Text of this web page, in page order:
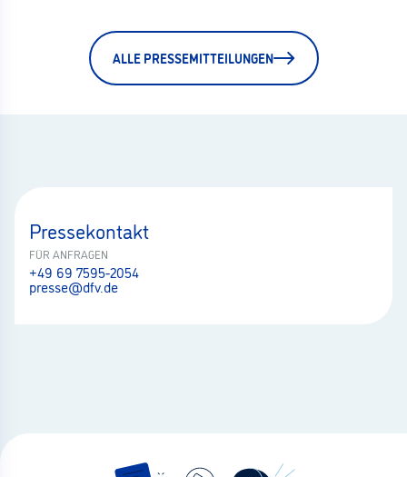
ALLE PRESSEMITTEILUNGEN
Pressekontakt
FÜR ANFRAGEN
+49 69 7595-2054
presse@dfv.de